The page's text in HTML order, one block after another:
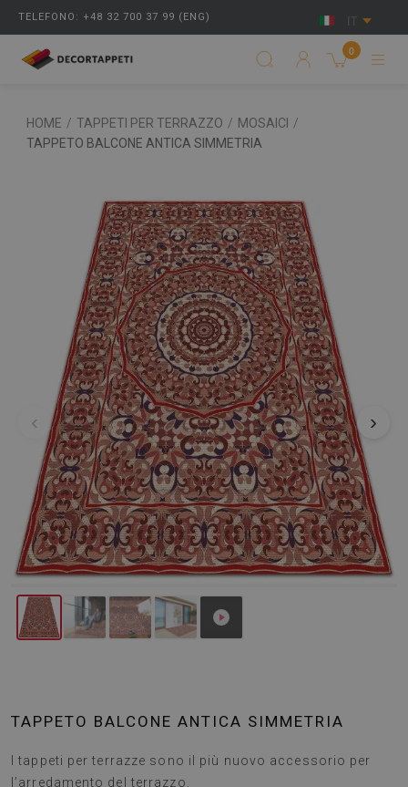
TELEFONO: +48 32 700 37 99 (ENG)
0
HOME / TAPPETI PER TERRAZZO / MOSAICI
/
TAPPETO BALCONE ANTICA SIMMETRIA
‹ ›
TAPPETO BALCONE ANTICA SIMMETRIA
I tappeti per terrazze sono il più nuovo accessorio per
l’arredamento del terrazzo.